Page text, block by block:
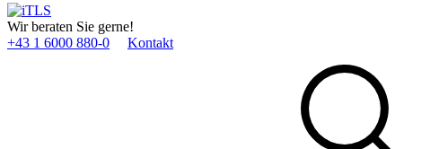
Wir beraten Sie gerne!
+43 1 6000 880­-0
Kontakt